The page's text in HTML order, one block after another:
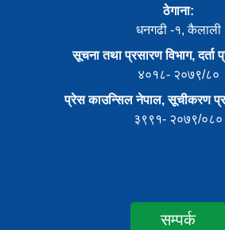
ठेगाना:
धनगढी -१, कैलाली
सूचना तथा प्रसारण विभाग, दर्ता
४०१८- २०७९/८०
प्रेस काउन्सिल नेपाल, सूचीकरण
३९९१- २०७९/०८०
सम्पर्क